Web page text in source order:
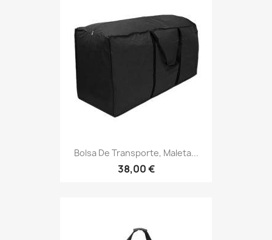
Bolsa De Transporte, Maleta...
38,00 €